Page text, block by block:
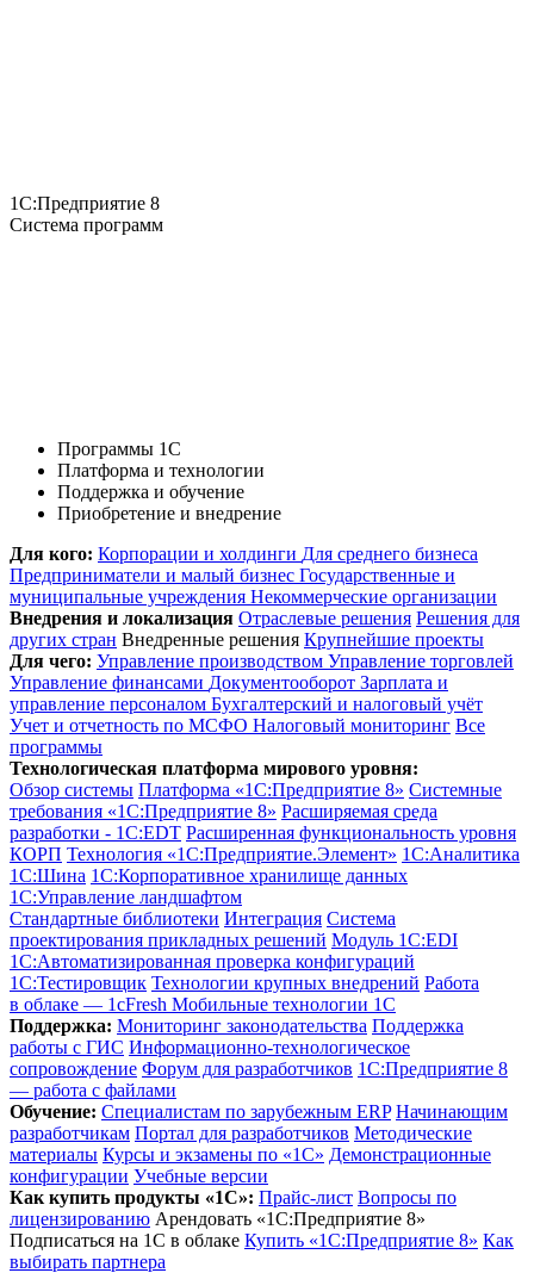
1С:Предприятие 8
Система программ
Программы 1С
Платформа и технологии
Поддержка и обучение
Приобретение и внедрение
Для кого: Корпорации и холдинги Для среднего бизнеса
Предприниматели и малый бизнес Государственные и
муниципальные учреждения Некоммерческие организации
Внедрения и локализация Отраслевые решения Решения для
других стран Внедренные решения Крупнейшие проекты
Для чего: Управление производством Управление торговлей
Управление финансами Документооборот Зарплата и
управление персоналом Бухгалтерский и налоговый учёт
Учет и отчетность по МСФО Налоговый мониторинг Все
программы
Технологическая платформа мирового уровня:
Обзор системы Платформа «1С:Предприятие 8» Системные
требования «1С:Предприятие 8» Расширяемая среда
разработки - 1C:EDT Расширенная функциональность уровня
КОРП Технология «1С:Предприятие.Элемент» 1C:Аналитика
1С:Шина 1С:Корпоративное хранилище данных
1С:Управление ландшафтом
Стандартные библиотеки Интеграция Система
проектирования прикладных решений Модуль 1C:EDI
1С:Автоматизированная проверка конфигураций
1С:Тестировщик Технологии крупных внедрений Работа
в облаке — 1cFresh Мобильные технологии 1С
Поддержка: Мониторинг законодательства Поддержка
работы с ГИС Информационно-технологическое
сопровождение Форум для разработчиков 1С:Предприятие 8
— работа с файлами
Обучение: Cпециалистам по зарубежным ERP Начинающим
разработчикам Портал для разработчиков Методические
материалы Курсы и экзамены по «1С» Демонстрационные
конфигурации Учебные версии
Как купить продукты «1С»: Прайс-лист Вопросы по
лицензированию Арендовать «1С:Предприятие 8»
Подписаться на 1С в облаке Купить «1С:Предприятие 8» Как
выбирать партнера